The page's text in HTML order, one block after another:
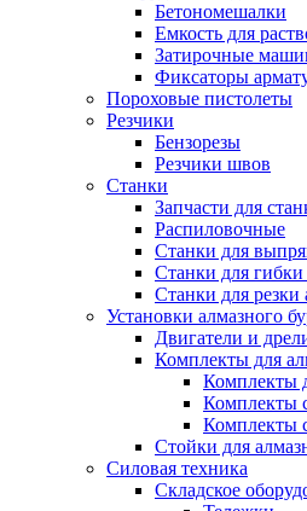
Бетономешалки
Емкость для
Затирочные
Фиксаторы
Пороховые пистолеты
Резчики
Бензорезы
Резчики швов
Станки
Запчасти для
Распиловочные
Станки для
Станки для
Станки для резки
Установки алмазного
Двигатели и
Комплекты для
Комплекты
Комплекты
Комплекты
Стойки для
Силовая техника
Складское